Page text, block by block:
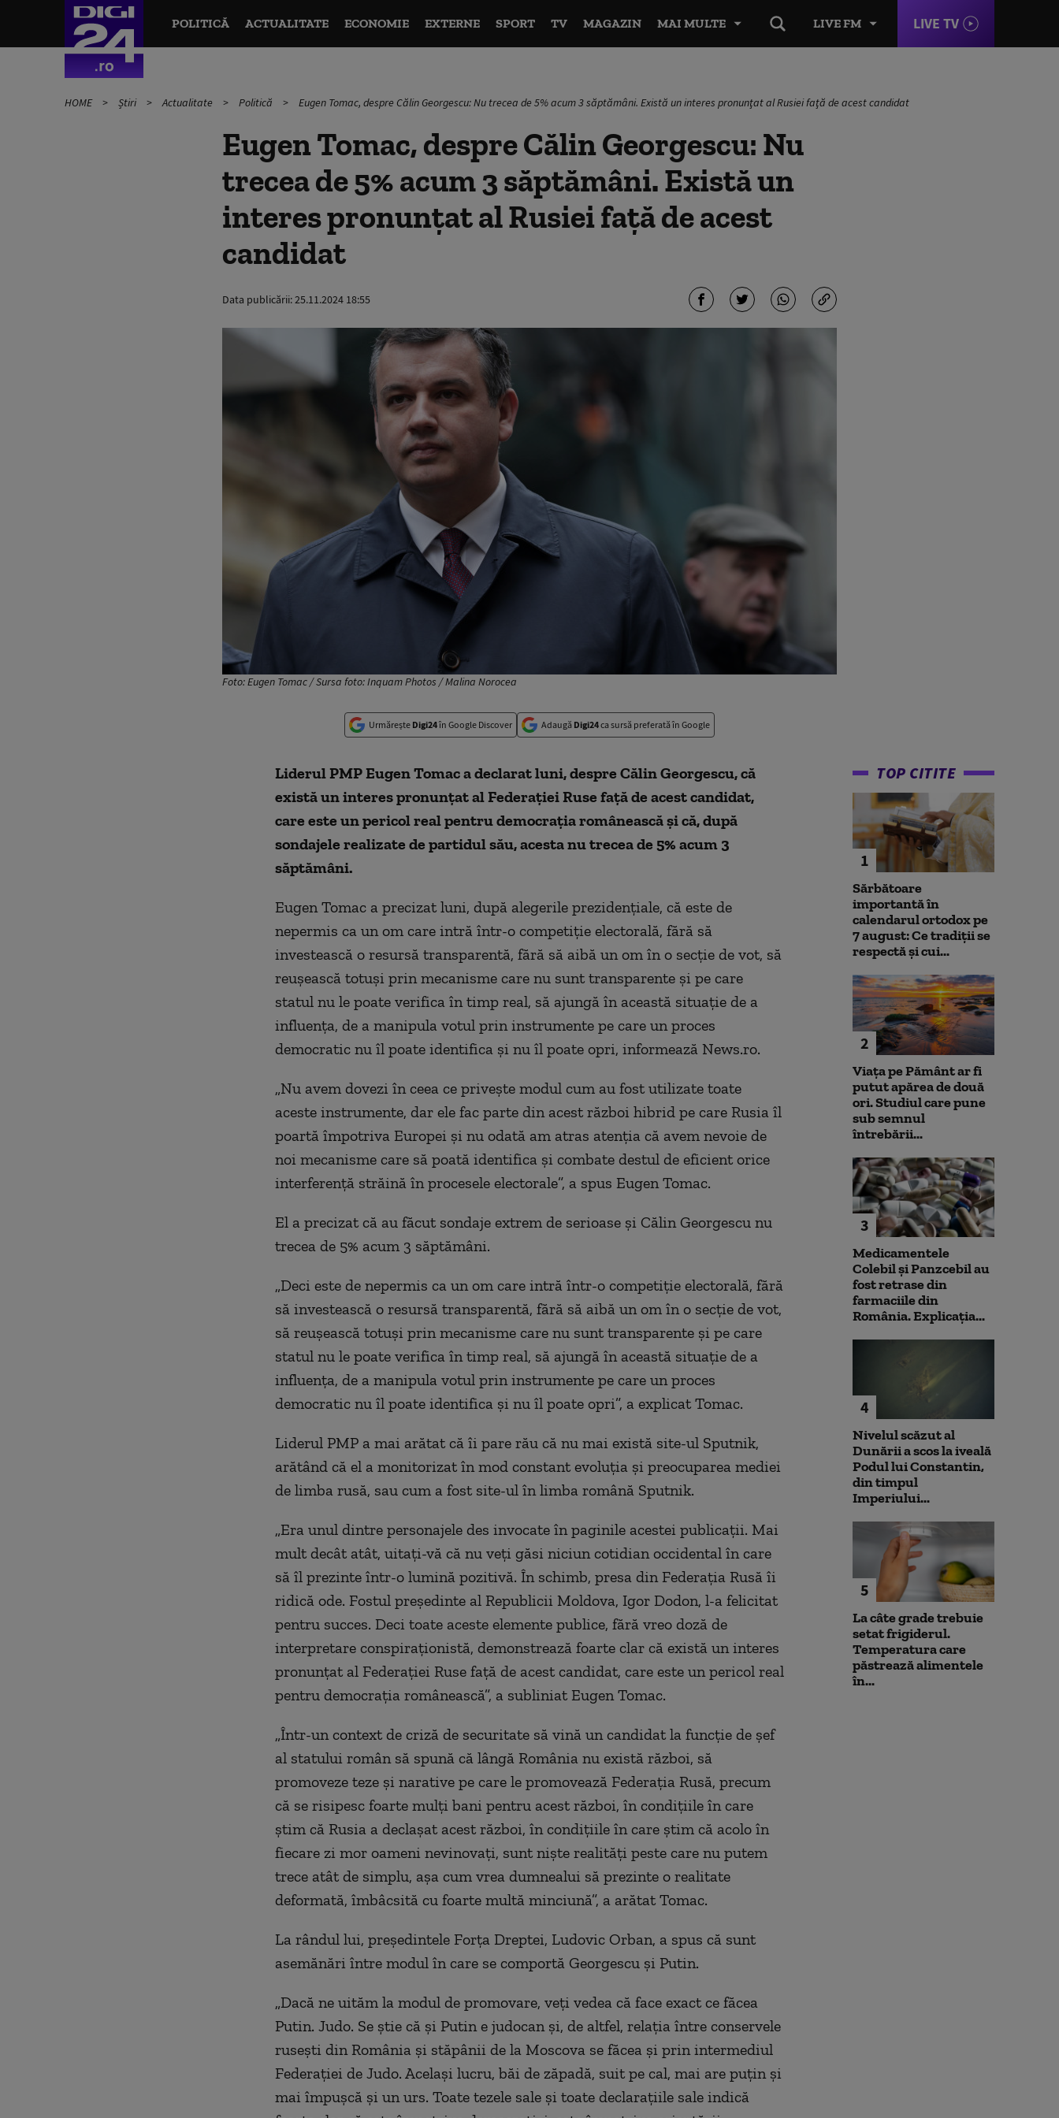
LIVE FM LIVE TV
POLITICĂ ACTUALITATE ECONOMIE EXTERNE SPORT TV MAGAZIN MAI MULTE
HOME Știri Actualitate Politică Eugen Tomac, despre Călin Georgescu: Nu trecea de 5% acum 3 săptămâni. Există un interes pronunţat al Rusiei faţă de acest candidat
Eugen Tomac, despre Călin Georgescu: Nu
trecea de 5% acum 3 săptămâni. Există un
interes pronunţat al Rusiei faţă de acest
candidat
Data publicării:25.11.2024 18:55
Foto: Eugen Tomac / Sursa foto: Inquam Photos / Malina Norocea
Urmărește Digi24în Google Discover Adaugă Digi24ca sursă preferată în Google
Liderul PMP Eugen Tomac a declarat luni, despre Călin Georgescu, că
există un interes pronunţat al Federaţiei Ruse faţă de acest candidat,
care este un pericol real pentru democraţia românească şi că, după
sondajele realizate de partidul său, acesta nu trecea de 5% acum 3
săptămâni.
Eugen Tomac a precizat luni, după alegerile prezidențiale, că este de
nepermis ca un om care intră într-o competiţie electorală, fără să
investească o resursă transparentă, fără să aibă un om în o secţie de vot, să
reuşească totuşi prin mecanisme care nu sunt transparente şi pe care
statul nu le poate verifica în timp real, să ajungă în această situaţie de a
influenţa, de a manipula votul prin instrumente pe care un proces
democratic nu îl poate identifica şi nu îl poate opri, informează News.ro.
„Nu avem dovezi în ceea ce priveşte modul cum au fost utilizate toate
aceste instrumente, dar ele fac parte din acest război hibrid pe care Rusia îl
poartă împotriva Europei şi nu odată am atras atenţia că avem nevoie de
noi mecanisme care să poată identifica şi combate destul de eficient orice
interferenţă străină în procesele electorale”, a spus Eugen Tomac.
El a precizat că au făcut sondaje extrem de serioase şi Călin Georgescu nu
trecea de 5% acum 3 săptămâni.
„Deci este de nepermis ca un om care intră într-o competiţie electorală, fără
să investească o resursă transparentă, fără să aibă un om în o secţie de vot,
să reuşească totuşi prin mecanisme care nu sunt transparente şi pe care
statul nu le poate verifica în timp real, să ajungă în această situaţie de a
influenţa, de a manipula votul prin instrumente pe care un proces
democratic nu îl poate identifica şi nu îl poate opri”, a explicat Tomac.
Liderul PMP a mai arătat că îi pare rău că nu mai există site-ul Sputnik,
arătând că el a monitorizat în mod constant evoluţia şi preocuparea mediei
de limba rusă, sau cum a fost site-ul în limba română Sputnik.
„Era unul dintre personajele des invocate în paginile acestei publicaţii. Mai
mult decât atât, uitaţi-vă că nu veţi găsi niciun cotidian occidental în care
să îl prezinte într-o lumină pozitivă. În schimb, presa din Federaţia Rusă îi
ridică ode. Fostul preşedinte al Republicii Moldova, Igor Dodon, l-a felicitat
pentru succes. Deci toate aceste elemente publice, fără vreo doză de
interpretare conspiraţionistă, demonstrează foarte clar că există un interes
pronunţat al Federaţiei Ruse faţă de acest candidat, care este un pericol real
pentru democraţia românească”, a subliniat Eugen Tomac.
„Într-un context de criză de securitate să vină un candidat la funcţie de şef
al statului român să spună că lângă România nu există război, să
promoveze teze şi narative pe care le promovează Federaţia Rusă, precum
că se risipesc foarte mulţi bani pentru acest război, în condiţiile în care
ştim că Rusia a declaşat acest război, în condiţiile în care ştim că acolo în
fiecare zi mor oameni nevinovaţi, sunt nişte realităţi peste care nu putem
trece atât de simplu, aşa cum vrea dumnealui să prezinte o realitate
deformată, îmbâcsită cu foarte multă minciună”, a arătat Tomac.
La rândul lui, preşedintele Forţa Dreptei, Ludovic Orban, a spus că sunt
asemănări între modul în care se comportă Georgescu şi Putin.
„Dacă ne uităm la modul de promovare, veţi vedea că face exact ce făcea
Putin. Judo. Se ştie că şi Putin e judocan şi, de altfel, relaţia între conservele
ruseşti din România şi stăpânii de la Moscova se făcea şi prin intermediul
Federaţiei de Judo. Acelaşi lucru, băi de zăpadă, suit pe cal, mai are puţin şi
mai împuşcă şi un urs. Toate tezele sale şi toate declaraţiile sale indică
TOP CITITE
1
Sărbătoare
importantă în
calendarul ortodox pe
7 august: Ce tradiții se
respectă și cui...
2
Viața pe Pământ ar fi
putut apărea de două
ori. Studiul care pune
sub semnul
întrebării...
3
Medicamentele
Colebil și Panzcebil au
fost retrase din
farmaciile din
România. Explicația...
4
Nivelul scăzut al
Dunării a scos la iveală
Podul lui Constantin,
din timpul
Imperiului...
5
La câte grade trebuie
setat frigiderul.
Temperatura care
păstrează alimentele
în...